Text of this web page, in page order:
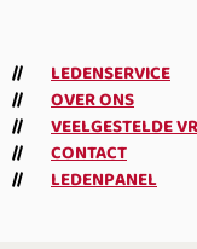
LEDENSERVICE
OVER ONS
VEELGESTELDE
CONTACT
LEDENPANEL